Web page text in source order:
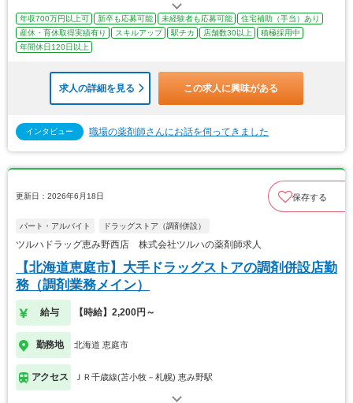
年収700万円以上可 新卒も応募可能 未経験者も応募可能
住宅補助（手当）あり
産休・育休取得実績有り
スキルアップ 駅チカ 店舗数30以上
積極採用中
年間休日120日以上
求人の詳細を見る この求人に興味がある
インタビュー 職場の薬剤師さんにお話を伺ってきました
更新日：2026年6月18日 保存する
パート・アルバイト ドラッグストア（調剤併設）
ツルハドラッグ恵み野西店 株式会社ツルハの薬剤師求人
【北海道恵庭市】大手ドラッグストアの調剤併設店勤
務（調剤業務メイン）
給与 【時給】2,200円～
勤務地 北海道 恵庭市
アクセス ＪＲ千歳線(苫小牧－札幌) 恵み野駅